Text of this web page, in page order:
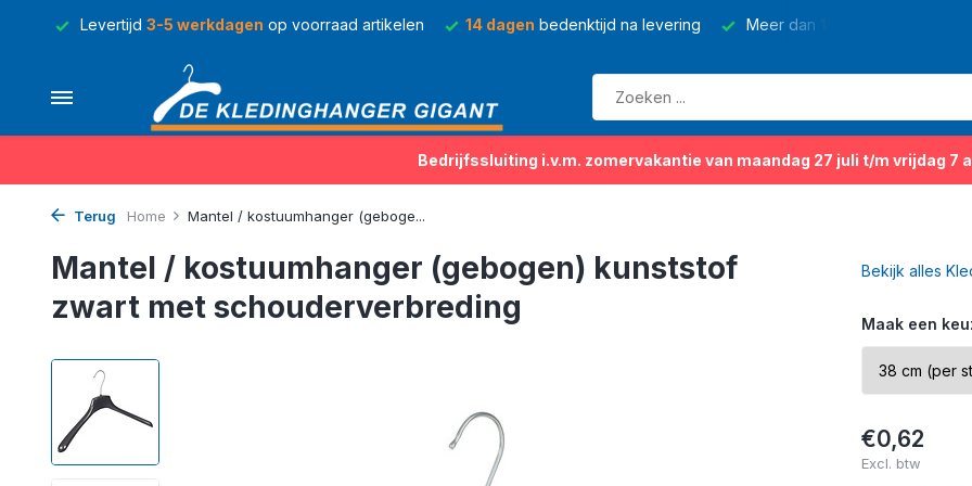
Levertijd 3-5 werkdagen op voorraad artikelen 14 dagen bedenktijd na levering Meer dan
Bedrijfssluiting i.v.m. zomervakantie van maandag 27 juli t/m vrijdag 7
Terug Home Mantel / kostuumhanger (geboge...
Mantel / kostuumhanger (gebogen) kunststof
zwart met schouderverbreding
Bekijk alles
Maak een
€0,62
Excl. btw